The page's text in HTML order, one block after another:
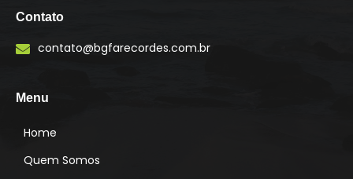
s
t
a
g
m
Contato
contato@bgfarecordes.com.br
Menu
Home
Quem Somos